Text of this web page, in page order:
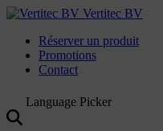
Vertitec BV
Réserver un produit
Promotions
Contact
Language Picker